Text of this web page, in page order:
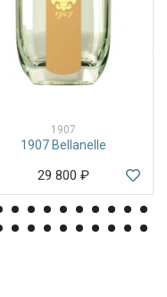
1907
1907 Bellanelle
29 800 ₽